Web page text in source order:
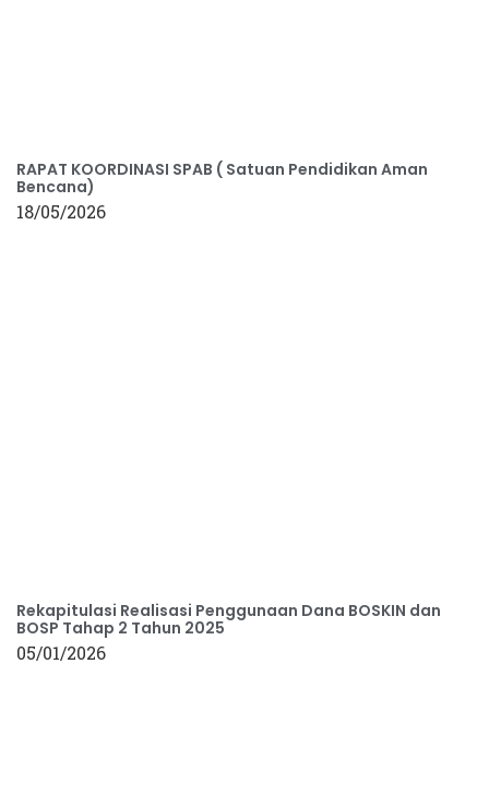
RAPAT KOORDINASI SPAB ( Satuan Pendidikan Aman
Bencana)
18/05/2026
Rekapitulasi Realisasi Penggunaan Dana BOSKIN dan
BOSP Tahap 2 Tahun 2025
05/01/2026